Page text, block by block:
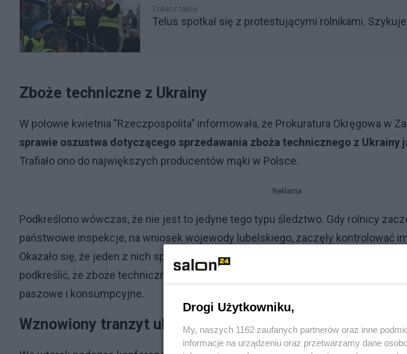
Zobacz także
Telus spotkał się z protestującymi rolnikami.
Zboże techniczne z Ukrainy
W połowie kwietnia "Rzeczpospolita" informowała, że Prokuratura Okręgowa w
sprawie oszustwa dotyczącego sprzedawania zboża technicznego z Ukrainy
Trafiało ono do największych producentów mąki w Polsce.
Reklama
Podkreślono wówczas, że nie jest to jedyne tego typu śledztwo. Gdy rolnicy
państwowe inspekcje, na wniosek wojewody lubelskiego, zaczęły kontrolować
Okazało się, że jeden z nich sprzedał 66 ton zboża technicznego krajowym
podkreślić, że zboże techniczne nie jest poddawane żadnej kontroli granicznej,
paszowe i konsumpcyjne.
Wznowiony tranzyt ukraińskiego zboża przez Polskę
Drogi Użytkowniku,
My, naszych 1162 zaufanych partnerów oraz inne
informacje na urządzeniu oraz przetwarzamy dane